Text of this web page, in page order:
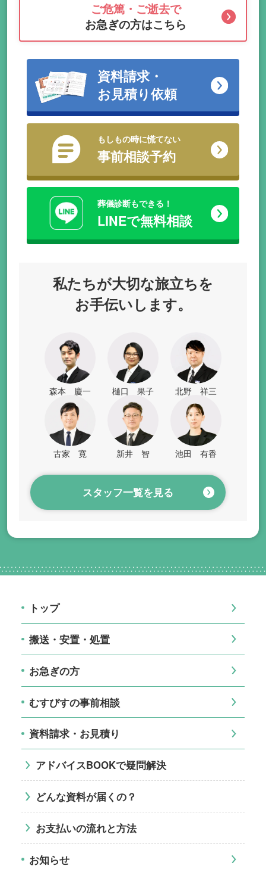
ご危篤・ご逝去で
お急ぎの方はこちら
資料請求・
お見積り依頼
もしもの時に慌てない
事前相談予約
葬儀診断もできる！
LINEで無料相談
私たちが大切な旅立ちを
お手伝いします。
森本 慶一 樋口 果子 北野 祥三
古家 寛 新井 智 池田 有香
スタッフ一覧を見る
トップ
搬送・安置・処置
お急ぎの方
むすびすの事前相談
資料請求・お見積り
アドバイスBOOKで疑問解決
どんな資料が届くの？
お支払いの流れと方法
お知らせ